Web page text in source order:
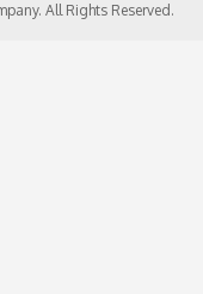
All Rights Reserved.